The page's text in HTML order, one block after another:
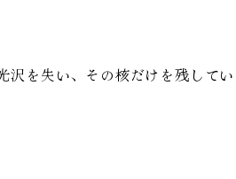
を失い、その核だけを残してい